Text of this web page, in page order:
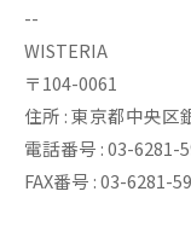
--
WISTERIA
〒104-0061
住所 : 東京都中央区
電話番号 : 03-6281-
FAX番号 : 03-6281-